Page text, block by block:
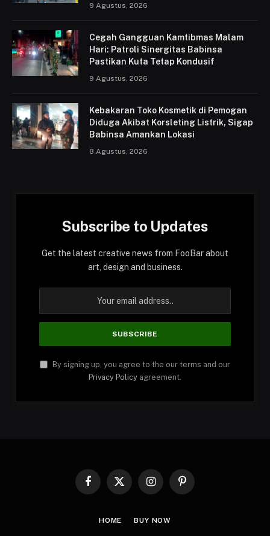
9 Agustus, 2026
Cegah Gangguan Kamtibmas Malam
Hari: Patroli Sinergitas Babinsa
Pastikan Kuta Tetap Kondusif
9 Agustus, 2026
Kebakaran Toko Kosmetik di Pemogan
Diduga Akibat Korsleting Listrik, Sigap
Babinsa Amankan Lokasi
8 Agustus, 2026
Subscribe to Updates
Get the latest creative news from FooBar about
art, design and business.
By signing up, you agree to the our terms and our
Privacy Policy agreement.
Facebook
X
InstagramPinterest
HOME BUY NOW